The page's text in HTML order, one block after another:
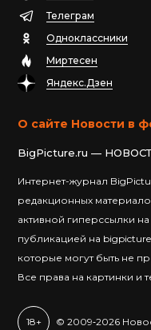
Телеграм
Одноклассники
Миртесен
Яндекс.Дзен
О сайте Новости в
BigPicture.ru —
Интернет-журнал
редакционных
активной гиперссылки
публикацией на
которые могут быть не
Все права на картинки и
18+ © 2009‐2026